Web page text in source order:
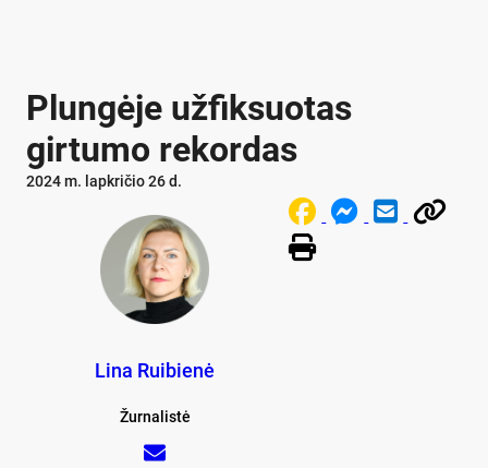
Plungėje užfiksuotas
girtumo rekordas
2024 m. lapkričio 26 d.
Lina Ruibienė
Žurnalistė